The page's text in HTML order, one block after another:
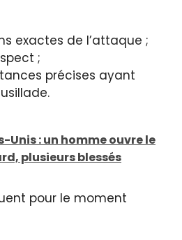
exactes de l’attaque ;
;
précises ayant
Unis : un homme ouvre le
plusieurs blessés
pour le moment